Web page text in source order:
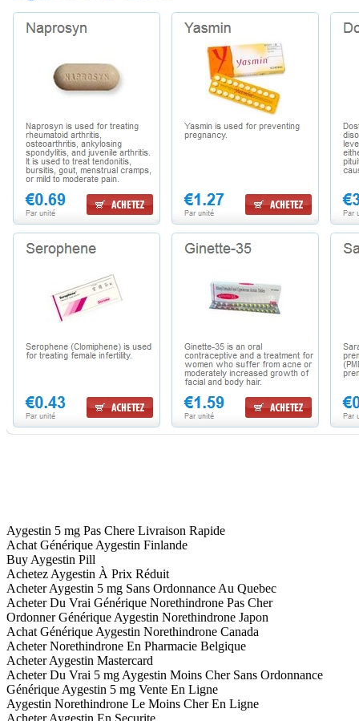
Aygestin 5 mg Pas Chere Livraison Rapide
Achat Générique Aygestin Finlande
Buy Aygestin Pill
Achetez Aygestin À Prix Réduit
Acheter Aygestin 5 mg Sans Ordonnance Au Quebec
Acheter Du Vrai Générique Norethindrone Pas Cher
Ordonner Générique Aygestin Norethindrone Japon
Achat Générique Aygestin Norethindrone Canada
Acheter Norethindrone En Pharmacie Belgique
Acheter Aygestin Mastercard
Acheter Du Vrai 5 mg Aygestin Moins Cher Sans Ordonnance
Générique Aygestin 5 mg Vente En Ligne
Aygestin Norethindrone Le Moins Cher En Ligne